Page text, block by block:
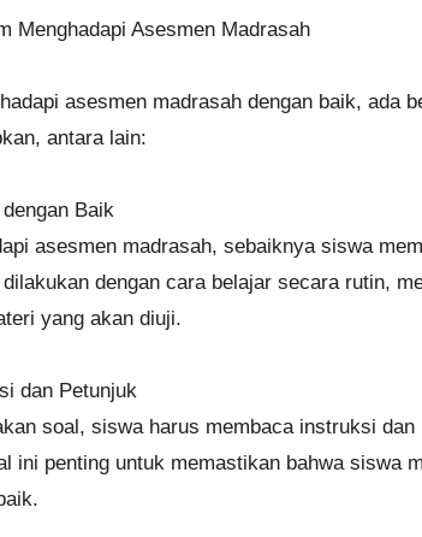
Menghadapi Asesmen Madrasah
asesmen madrasah dengan baik, ada
antara lain:
Baik
asesmen madrasah, sebaiknya siswa
dengan cara belajar secara rutin,
yang akan diuji.
dan Petunjuk
soal, siswa harus membaca instruksi
ini penting untuk memastikan bahwa siswa